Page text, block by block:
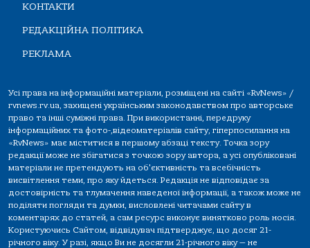
КОНТАКТИ
РЕДАКЦІЙНА ПОЛІТИКА
РЕКЛАМА
Усі права на інформаційні матеріали, розміщені на сайті «RvNews» /
rvnews.rv.ua, захищені українським законодавством про авторське
право та інші суміжні права. При використанні, передруку
інформаційних та фото-,відеоматеріалів сайту, гіперпосилання на
«RvNews» має міститися в першому абзаці тексту. Точка зору
редакції може не збігатися з точкою зору автора, а усі опубліковані
матеріали не претендують на об'єктивність та всебічність
висвітлення теми, про яку йдеться. Редакція не відповідає за
достовірність та тлумачення наведеної інформації, а також може не
поділяти погляди та думки, висловлені читачами сайту в
коментарях до статей, а сам ресурс виконує винятково роль носія.
Користуючись Сайтом, відвідувач підтверджує, що досяг 21-
річного віку. У разі, якщо Ви не досягли 21-річного віку — не